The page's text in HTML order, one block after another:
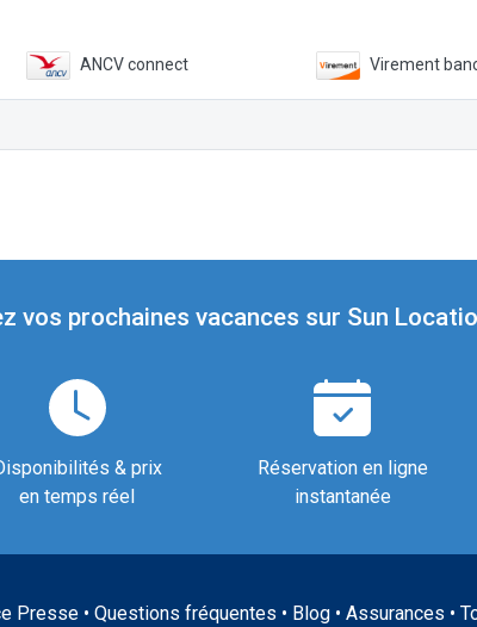
ANCV connect Virement
vos prochaines vacances sur Sun
& prix
en temps réel
Réservation en ligne
instantanée
Presse• Questions fréquentes • Blog• Assurances •